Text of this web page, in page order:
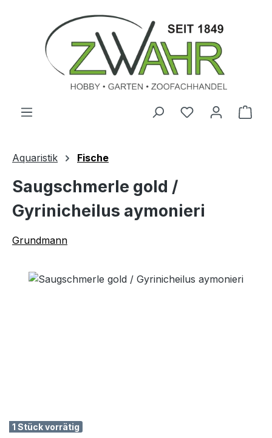
Zum Hauptinhalt springen
Aquaristik Fische
Saugschmerle gold /
Gyrinicheilus aymonieri
Grundmann
Bildergalerie überspringen
1 Stück vorrätig